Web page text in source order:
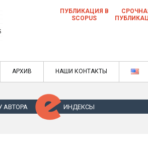
научных статей в
журнале
ежемесячном научном журнале
ПУБЛИКАЦИЯ В
SCOPUS
АРХИВ НАШИ КОНТАКТЫ
АВТОРА ИНДЕКСЫ